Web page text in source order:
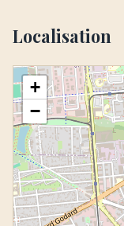
Localisation
+
−